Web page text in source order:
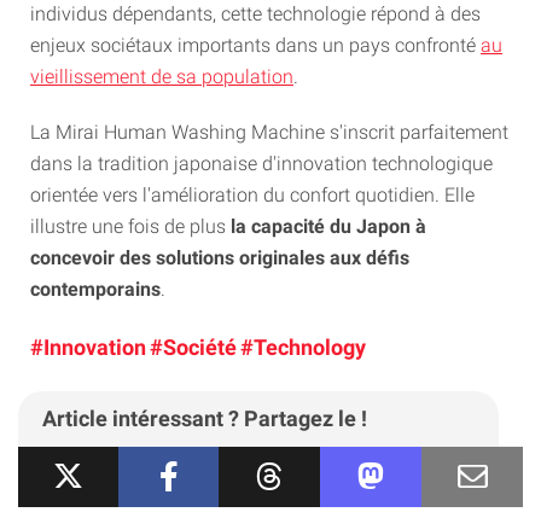
individus dépendants, cette technologie répond à des
enjeux sociétaux importants dans un pays confronté au
vieillissement de sa population.
La Mirai Human Washing Machine s'inscrit parfaitement
dans la tradition japonaise d'innovation technologique
orientée vers l'amélioration du confort quotidien. Elle
illustre une fois de plus la capacité du Japon à
concevoir des solutions originales aux défis
contemporains.
#Innovation#Société#Technology
Article intéressant ? Partagez le !